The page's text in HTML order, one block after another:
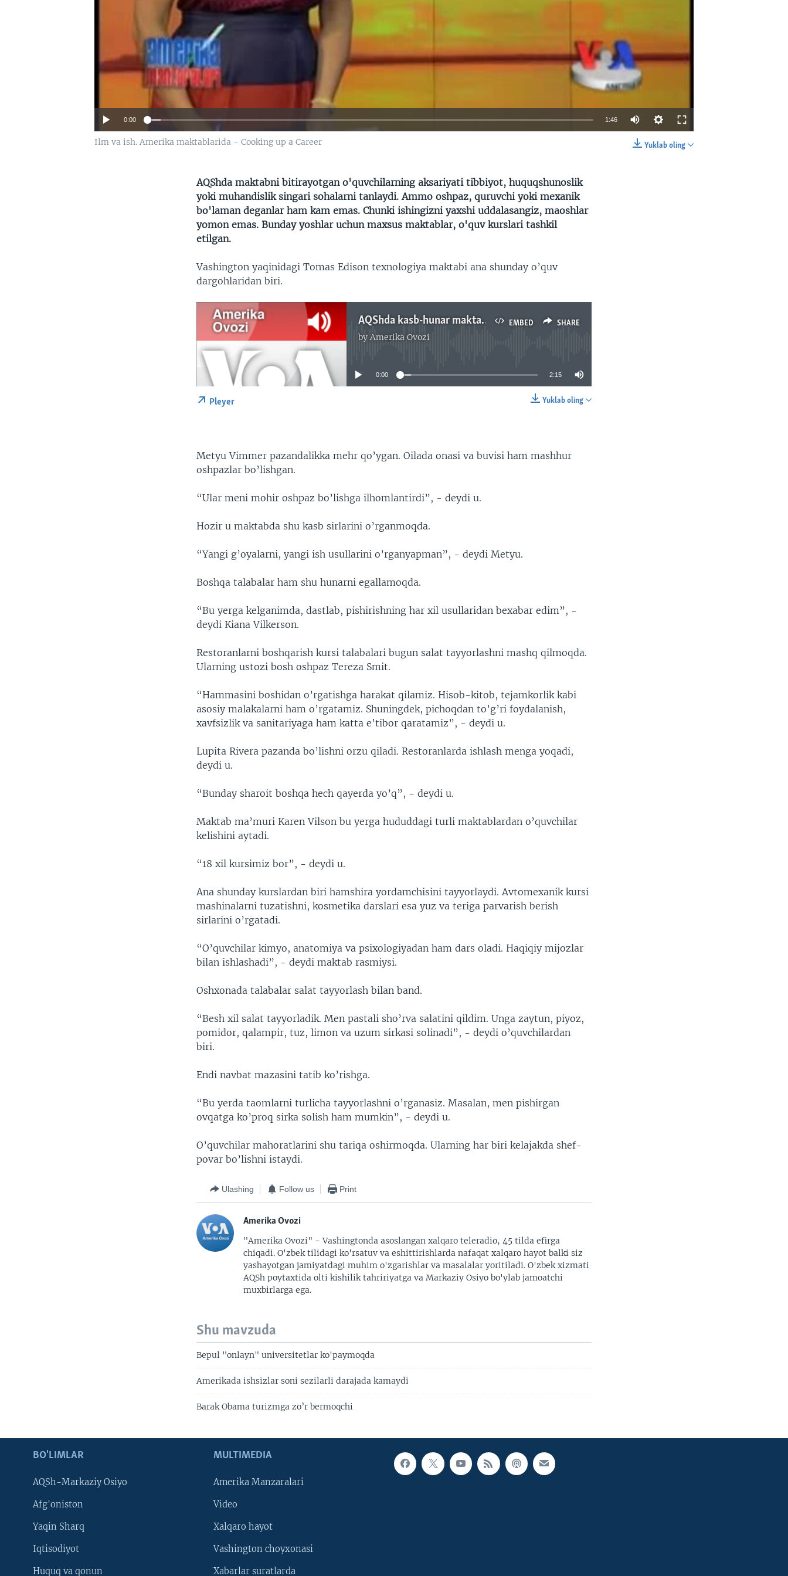
0:00 1:46
Yuklab oling
Ilm va ish. Amerika maktablarida - Cooking up a Career
AQShda maktabni bitirayotgan o'quvchilarning aksariyati tibbiyot, huquqshunoslik
yoki muhandislik singari sohalarni tanlaydi. Ammo oshpaz, quruvchi yoki mexanik
bo'laman deganlar ham kam emas. Chunki ishingizni yaxshi uddalasangiz, maoshlar
yomon emas. Bunday yoshlar uchun maxsus maktablar, o'quv kurslari tashkil
etilgan.
Vashington yaqinidagi Tomas Edison texnologiya maktabi ana shunday o’quv
dargohlaridan biri.
EMBED SHARE
AQShda kasb-hunar maktablari, Behzod Muhammadiy
byAmerika Ovozi
No media source currently available
0:00 2:15
Yuklab oling
Pleyer
Metyu Vimmer pazandalikka mehr qo’ygan. Oilada onasi va buvisi ham mashhur
oshpazlar bo’lishgan.
“Ular meni mohir oshpaz bo’lishga ilhomlantirdi”, - deydi u.
Hozir u maktabda shu kasb sirlarini o’rganmoqda.
“Yangi g’oyalarni, yangi ish usullarini o’rganyapman”, - deydi Metyu.
Boshqa talabalar ham shu hunarni egallamoqda.
“Bu yerga kelganimda, dastlab, pishirishning har xil usullaridan bexabar edim”, -
deydi Kiana Vilkerson.
Restoranlarni boshqarish kursi talabalari bugun salat tayyorlashni mashq qilmoqda.
Ularning ustozi bosh oshpaz Tereza Smit.
“Hammasini boshidan o’rgatishga harakat qilamiz. Hisob-kitob, tejamkorlik kabi
asosiy malakalarni ham o’rgatamiz. Shuningdek, pichoqdan to’g’ri foydalanish,
xavfsizlik va sanitariyaga ham katta e’tibor qaratamiz”, - deydi u.
Lupita Rivera pazanda bo’lishni orzu qiladi. Restoranlarda ishlash menga yoqadi,
deydi u.
“Bunday sharoit boshqa hech qayerda yo’q”, - deydi u.
Maktab ma’muri Karen Vilson bu yerga hududdagi turli maktablardan o’quvchilar
kelishini aytadi.
“18 xil kursimiz bor”, - deydi u.
Ana shunday kurslardan biri hamshira yordamchisini tayyorlaydi. Avtomexanik kursi
mashinalarni tuzatishni, kosmetika darslari esa yuz va teriga parvarish berish
sirlarini o’rgatadi.
“O’quvchilar kimyo, anatomiya va psixologiyadan ham dars oladi. Haqiqiy mijozlar
bilan ishlashadi”, - deydi maktab rasmiysi.
Oshxonada talabalar salat tayyorlash bilan band.
“Besh xil salat tayyorladik. Men pastali sho’rva salatini qildim. Unga zaytun, piyoz,
pomidor, qalampir, tuz, limon va uzum sirkasi solinadi”, - deydi o’quvchilardan
biri.
Endi navbat mazasini tatib ko’rishga.
“Bu yerda taomlarni turlicha tayyorlashni o’rganasiz. Masalan, men pishirgan
ovqatga ko’proq sirka solish ham mumkin”, - deydi u.
O’quvchilar mahoratlarini shu tariqa oshirmoqda. Ularning har biri kelajakda shef-
povar bo’lishni istaydi.
Ulashing Follow us Print
Amerika Ovozi
"Amerika Ovozi" - Vashingtonda asoslangan xalqaro teleradio, 45 tilda efirga
chiqadi. O'zbek tilidagi ko'rsatuv va eshittirishlarda nafaqat xalqaro hayot balki siz
yashayotgan jamiyatdagi muhim o'zgarishlar va masalalar yoritiladi. O'zbek xizmati
AQSh poytaxtida olti kishilik tahririyatga va Markaziy Osiyo bo'ylab jamoatchi
muxbirlarga ega.
Shu mavzuda
Bepul "onlayn" universitetlar ko'paymoqda
Amerikada ishsizlar soni sezilarli darajada kamaydi
Barak Obama turizmga zo’r bermoqchi
BO'LIMLAR
AQSh-Markaziy Osiyo
Afg'oniston
Yaqin Sharq
Iqtisodiyot
Huquq va qonun
MULTIMEDIA
Amerika Manzaralari
Video
Xalqaro hayot
Vashington choyxonasi
Xabarlar suratlarda